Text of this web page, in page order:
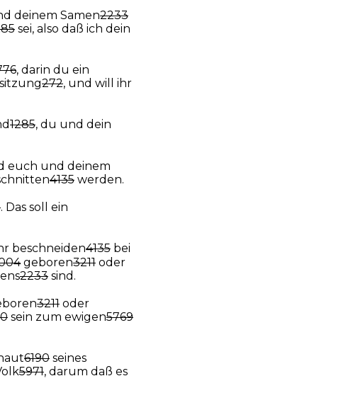
deinem Samen2233
sei, also daß ich dein
, darin du ein
272, und will ihr
1285, du und dein
euch und deinem
4135 werden.
. Das soll ein
beschneiden4135 bei
geboren3211 oder
2233 sind.
3211 oder
sein zum ewigen5769
6190 seines
5971, darum daß es